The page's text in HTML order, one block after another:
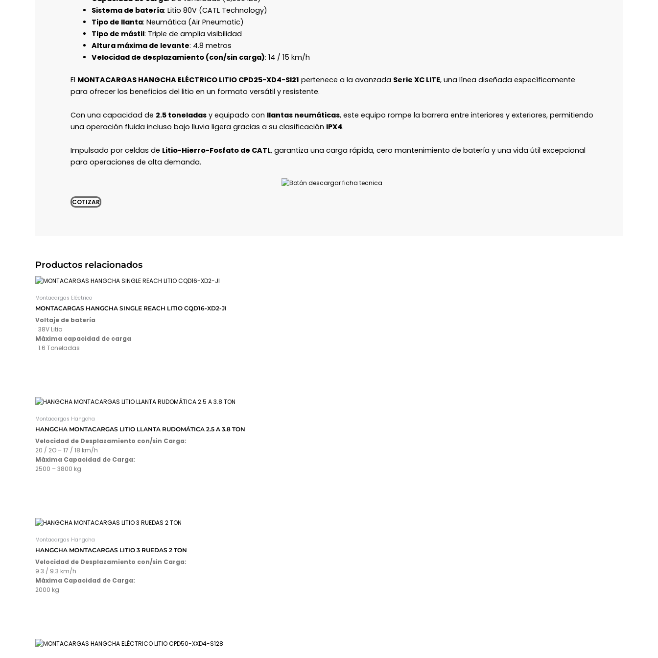
Sistema de batería: Litio 80V (CATL Technology)
Tipo de llanta: Neumática (Air Pneumatic)
Tipo de mástil: Triple de amplia visibilidad
Altura máxima de levante: 4.8 metros
Velocidad de desplazamiento (con/sin carga): 14 / 15 km/h
El MONTACARGAS HANGCHA ELÉCTRICO LITIO CPD25-XD4-SI21 pertenece a la avanzada Serie XC LITE, una línea diseñada específicamente
para ofrecer los beneficios del litio en un formato versátil y resistente.
Con una capacidad de 2.5 toneladas y equipado con llantas neumáticas, este equipo rompe la barrera entre interiores y exteriores, permitiendo
una operación fluida incluso bajo lluvia ligera gracias a su clasificación IPX4.
Impulsado por celdas de Litio-Hierro-Fosfato de CATL, garantiza una carga rápida, cero mantenimiento de batería y una vida útil excepcional
para operaciones de alta demanda.
COTIZAR
Productos relacionados
Montacargas Eléctrico
MONTACARGAS HANGCHA SINGLE REACH LITIO CQD16-XD2-JI
Voltaje de batería
: 38V Litio
Máxima capacidad de carga
: 1.6 Toneladas
Montacargas Hangcha
HANGCHA MONTACARGAS LITIO LLANTA RUDOMÁTICA 2.5 A 3.8 TON
Velocidad de Desplazamiento con/sin Carga:
20 / 2O – 17 / 18 km/h
Máxima Capacidad de Carga:
2500 – 3800 kg
Montacargas Hangcha
HANGCHA MONTACARGAS LITIO 3 RUEDAS 2 TON
Velocidad de Desplazamiento con/sin Carga:
9.3 / 9.3 km/h
Máxima Capacidad de Carga:
2000 kg